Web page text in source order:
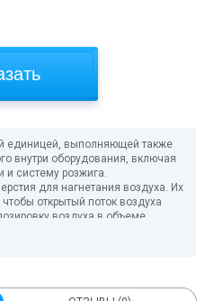
единицей, выполняющей также
внутри оборудования, включая
систему розжига.
для нагнетания воздуха. Их
открытый поток воздуха
воздуха в объеме,
пеллет. Первичный воздух
расположенные в
котлы разных видов